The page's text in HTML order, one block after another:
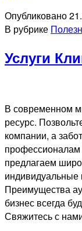
Опубликовано
В рубрике
Услуги
В современном
ресурс.
компании, а
предлагаем
индивидуальные
Преимущества
бизнес всегда
Свяжитесь с